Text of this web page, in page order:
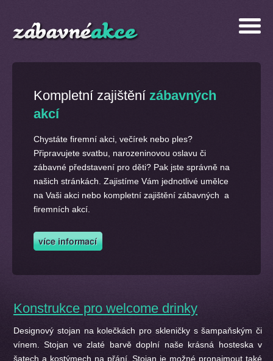
Kompletní zajištění zábavných
akcí
Chystáte firemní akci, večírek nebo ples?
Připravujete svatbu, narozeninovou oslavu či
zábavné představení pro děti? Pak jste správně na
našich stránkách. Zajistíme Vám jednotlivé umělce
na Vaši akci nebo kompletní zajištění zábavných a
firemních akcí.
Konstrukce pro welcome drinky
Designový stojan na kolečkách pro skleničky s šampaňským či
vínem. Stojan ve zlaté barvě doplní naše krásná hosteska v
šatech a kostýmech na přání. Stojan je možné pronajmout také